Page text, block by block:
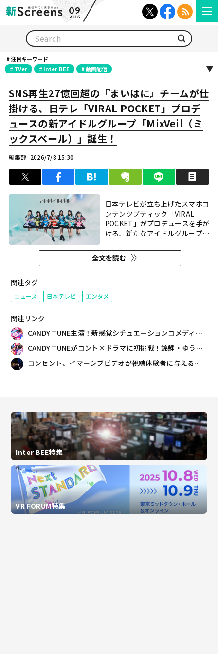
09
AUG
注目キーワード
TVer
Inter BEE 動画配信
SNS再生27億回超の『まいはに』チームが仕
掛ける、日テレ「VIRAL POCKET」プロデ
ュースの新アイドルグループ「MixVeil（ミ
ックスベール）」誕生！
編集部 2026/7/8 15:30
ツイート シェア はてブ クリップ LINEで送る
日本テレビが立ち上げたスマホコ
ンテンツブティック「VIRAL
POCKET」がプロデュースを手が
ける、新たなアイドルグループ
の誕生が発表された。 グループコ
ンセプトに掲げるのは、「ベール
に留まることなく、ベールをまと
うように姿を変えな...
全文を読む
関連タグ
ニュース 日本テレビ エンタメ
関連リンク
CANDY TUNE主演！新感覚シチュエーションコメディドラマ『原宿てれび。』が7月1日(水)に初のオフラインイベントを豊洲PITにて開催決定！
CANDY TUNEがコント×ドラマに初挑戦！錦鯉・ゆうたろうと共演する新感覚シチュエーションコメディ『原宿てれび。』配信決定
コンセント、イマーシブビデオが視聴体験者に与える心理的影響に関する実験に協力
Inter BEE特集
VR FORUM特集